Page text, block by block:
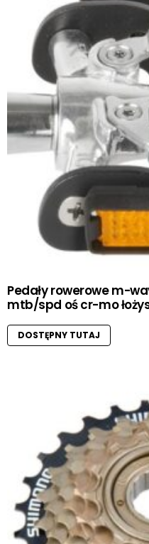
Pedały rowerowe m-
mtb/spd oś cr-mo
DOSTĘPNY TUTAJ